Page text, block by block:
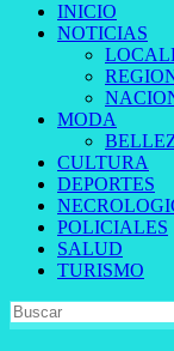
INICIO
NOTICIAS
MODA
CULTURA
DEPORTES
POLICIALES
SALUD
TURISMO